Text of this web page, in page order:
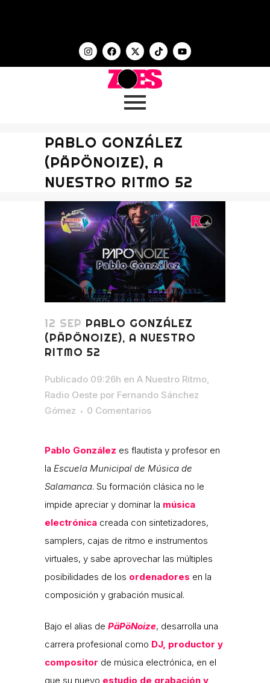
PABLO GONZÁLEZ
(PÄPÖNOIZE), A
NUESTRO RITMO 52
12 SEP PABLO GONZÁLEZ
(PÄPÖNOIZE), A NUESTRO
RITMO 52
Publicado 09:26h en A Nuestro Ritmo,
Radio Oeste por Fernando Sánchez
Gómez
0 Comentarios
Pablo González es flautista y profesor en
la Escuela Municipal de Música de
Salamanca. Su formación clásica no le
impide apreciar y dominar la música
electrónica creada con sintetizadores,
samplers, cajas de ritmo e instrumentos
virtuales, y sabe aprovechar las múltiples
posibilidades de los ordenadores en la
composición y grabación musical.
Bajo el alias de PäPöNoize, desarrolla una
carrera profesional como DJ, productor y
compositor de música electrónica, en el
que su nuevo estudio de grabación y